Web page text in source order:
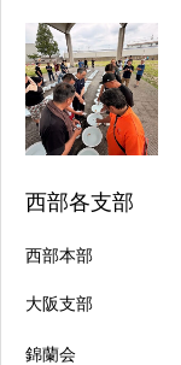
西部各支部
西部本部
大阪支部
錦蘭会